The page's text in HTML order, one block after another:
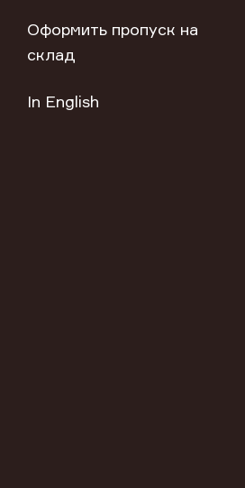
Оформить пропуск на
склад
In English